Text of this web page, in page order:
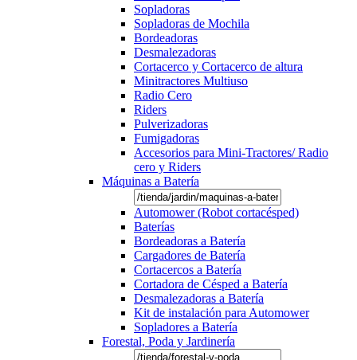
Sopladoras
Sopladoras de Mochila
Bordeadoras
Desmalezadoras
Cortacerco y Cortacerco de altura
Minitractores Multiuso
Radio Cero
Riders
Pulverizadoras
Fumigadoras
Accesorios para Mini-Tractores/ Radio
cero y Riders
Máquinas a Batería
Automower (Robot cortacésped)
Baterías
Bordeadoras a Batería
Cargadores de Batería
Cortacercos a Batería
Cortadora de Césped a Batería
Desmalezadoras a Batería
Kit de instalación para Automower
Sopladores a Batería
Forestal, Poda y Jardinería